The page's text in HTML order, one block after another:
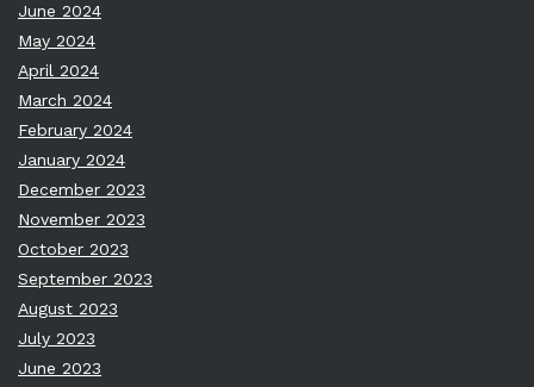
June 2024
May 2024
April 2024
March 2024
February 2024
January 2024
December 2023
November 2023
October 2023
September 2023
August 2023
July 2023
June 2023